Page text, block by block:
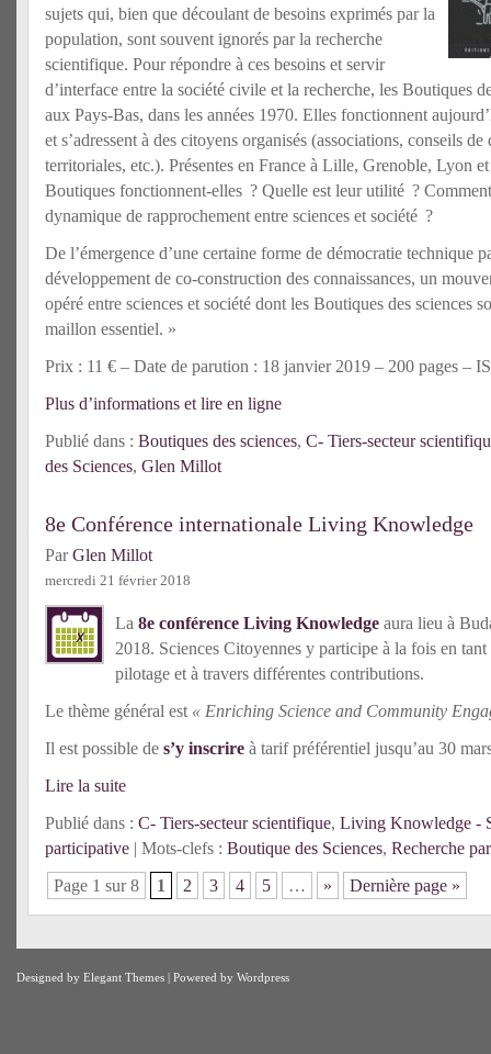
sujets qui, bien que découlant de besoins exprimés par la
population, sont souvent ignorés par la recherche
scientifique. Pour répondre à ces besoins et servir
d’interface entre la société civile et la recherche, les Boutiques
aux Pays-Bas, dans les années 1970. Elles fonctionnent
et s’adressent à des citoyens organisés (associations, conseils
territoriales, etc.). Présentes en France à Lille, Grenoble, Lyon
Boutiques fonctionnent-elles ? Quelle est leur utilité ?
dynamique de rapprochement entre sciences et société ?
De l’émergence d’une certaine forme de démocratie technique
développement de co-construction des connaissances, un
opéré entre sciences et société dont les Boutiques des sciences
maillon essentiel. »
Prix : 11 € – Date de parution : 18 janvier 2019 – 200 pages –
Plus d’informations et lire en ligne
Publié dans : Boutiques des sciences, C- Tiers-secteur
des Sciences, Glen Millot
8e Conférence internationale Living Knowledge
ParGlen Millot
mercredi 21 février 2018
La 8e conférence Living Knowledge aura lieu à
2018. Sciences Citoyennes y participe à la fois en
pilotage et à travers différentes contributions.
Le thème général est « Enriching Science and Community
Il est possible de s’y inscrire à tarif préférentiel jusqu’au 30
Lire la suite
Publié dans : C- Tiers-secteur scientifique, Living Knowledge -
participative | Mots-clefs : Boutique des Sciences, Recherche
Page 1 sur 8
1 2 3 4 5 … » Dernière page »
Designed by Elegant Themes | Powered by Wordpress